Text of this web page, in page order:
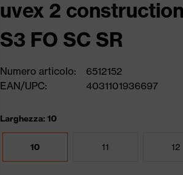
uvex 2
S3 FO SC SR
Numero articolo:
6512152
EAN/UPC:
4031101936697
Larghezza: 10
10 11 12